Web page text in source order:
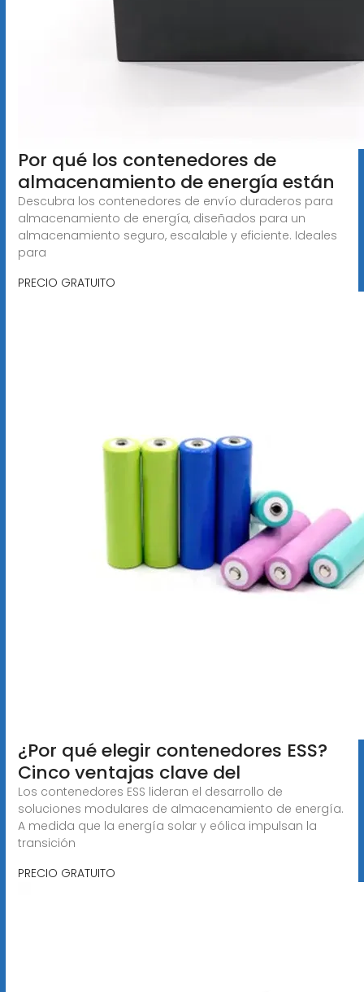
Por qué los contenedores de
almacenamiento de energía están
Descubra los contenedores de envío duraderos para
almacenamiento de energía, diseñados para un
almacenamiento seguro, escalable y eficiente. Ideales
para
PRECIO GRATUITO
¿Por qué elegir contenedores ESS?
Cinco ventajas clave del
Los contenedores ESS lideran el desarrollo de
soluciones modulares de almacenamiento de energía.
A medida que la energía solar y eólica impulsan la
transición
PRECIO GRATUITO